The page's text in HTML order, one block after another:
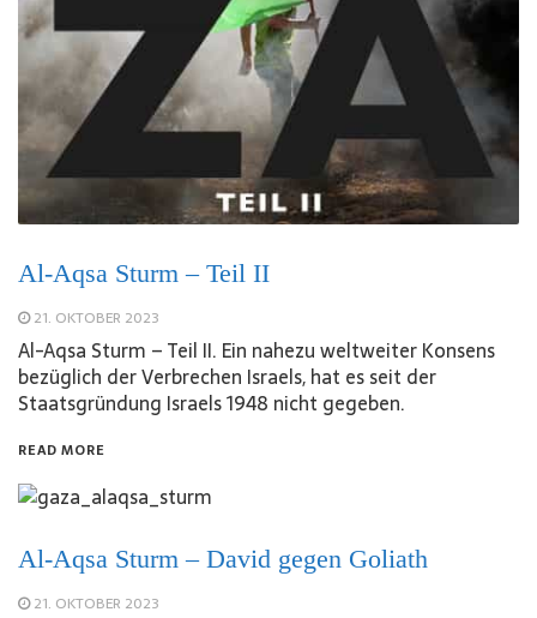
Al-Aqsa Sturm – Teil II
21. OKTOBER 2023
Al-Aqsa Sturm – Teil II. Ein nahezu weltweiter Konsens
bezüglich der Verbrechen Israels, hat es seit der
Staatsgründung Israels 1948 nicht gegeben.
READ MORE
Al-Aqsa Sturm – David gegen Goliath
21. OKTOBER 2023